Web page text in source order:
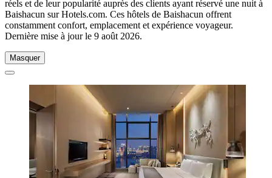
réels et de leur popularité auprès des clients ayant réservé une nuit à
Baishacun sur Hotels.com. Ces hôtels de Baishacun offrent
constamment confort, emplacement et expérience voyageur.
Dernière mise à jour le 9 août 2026.
Masquer